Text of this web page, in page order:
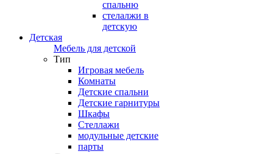
спальню
стелалжи в
детскую
Детская
Мебель для детской
Тип
Игровая мебель
Комнаты
Детские спальни
Детские гарнитуры
Шкафы
Стеллажи
модульные детские
парты